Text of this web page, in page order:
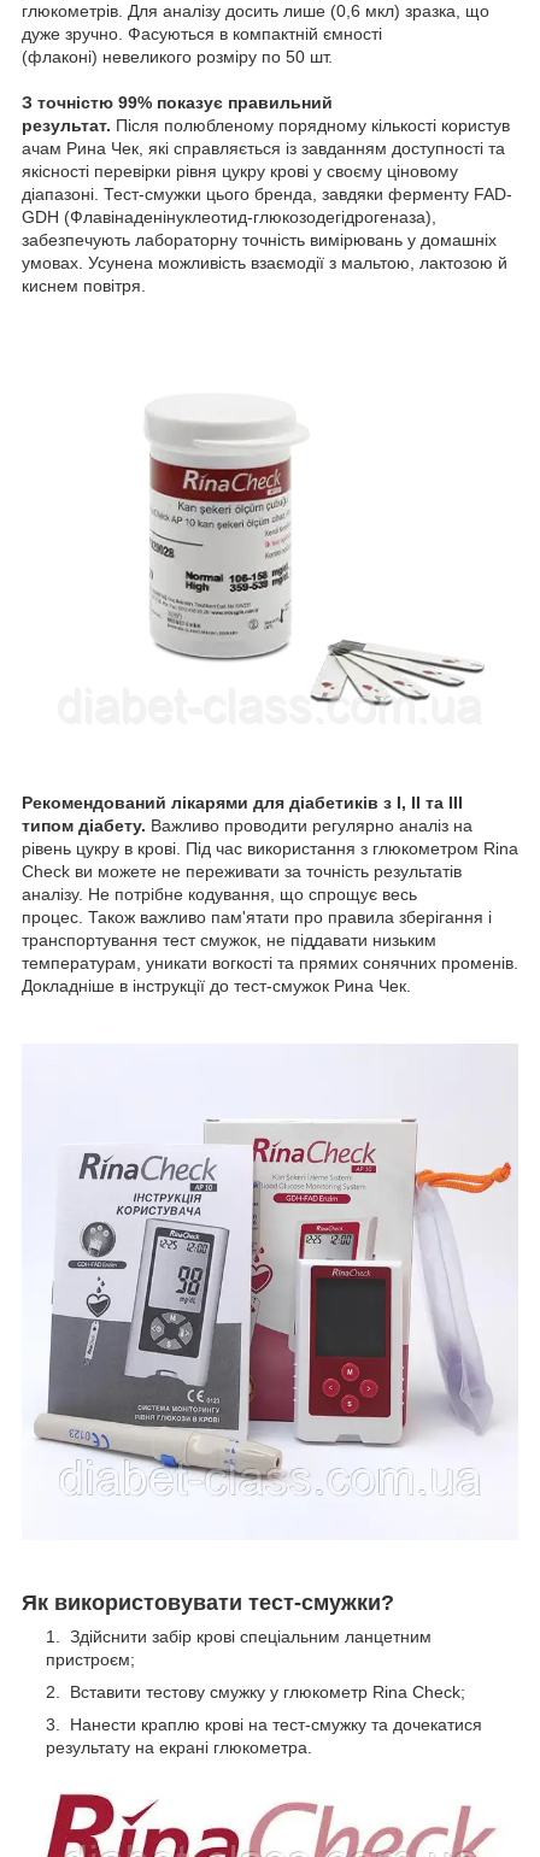
глюкометрів. Для аналізу досить лише (0,6 мкл) зразка, що
дуже зручно. Фасуються в компактній ємності
(флаконі) невеликого розміру по 50 шт.
З точністю 99% показує правильний
результат. Після полюбленому порядному кількості користув
ачам Рина Чек, які справляється із завданням доступності та
якісності перевірки рівня цукру крові у своєму ціновому
діапазоні. Тест-смужки цього бренда, завдяки ферменту FAD-
GDH (Флавінаденінуклеотид-глюкозодегідрогеназа),
забезпечують лабораторну точність вимірювань у домашніх
умовах. Усунена можливість взаємодії з мальтою, лактозою й
киснем повітря.
Рекомендований лікарями для діабетиків з I, II та III
типом діабету. Важливо проводити регулярно аналіз на
рівень цукру в крові. Під час використання з глюкометром Rina
Check ви можете не переживати за точність результатів
аналізу. Не потрібне кодування, що спрощує весь
процес. Також важливо пам'ятати про правила зберігання і
транспортування тест смужок, не піддавати низьким
температурам, уникати вогкості та прямих сонячних променів.
Докладніше в інструкції до тест-смужок Рина Чек.
Як використовувати тест-смужки?
Здійснити забір крові спеціальним ланцетним
пристроєм;
Вставити тестову смужку у глюкометр Rina Check;
Нанести краплю крові на тест-смужку та дочекатися
результату на екрані глюкометра.